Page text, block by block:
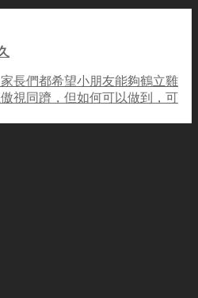
長們都希望小朋友能夠鶴立雞
視同躋，但如何可以做到，可